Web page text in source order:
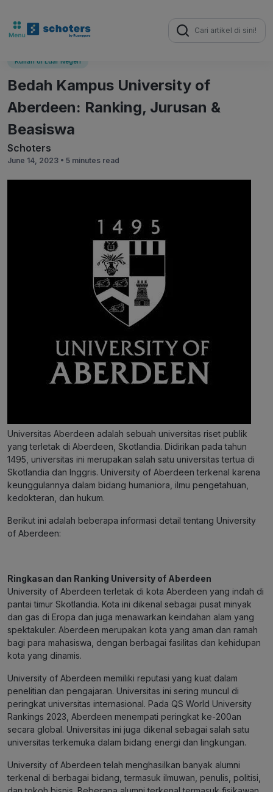
Search
for:
Kuliah di Luar Negeri
Bedah Kampus University of
Aberdeen: Ranking, Jurusan &
Beasiswa
Schoters
June 14, 2023 • 5 minutes read
Universitas Aberdeen adalah sebuah universitas riset publik
yang terletak di Aberdeen, Skotlandia. Didirikan pada tahun
1495, universitas ini merupakan salah satu universitas tertua di
Skotlandia dan Inggris. University of Aberdeen terkenal karena
keunggulannya dalam bidang humaniora, ilmu pengetahuan,
kedokteran, dan hukum.
Berikut ini adalah beberapa informasi detail tentang University
of Aberdeen:
Ringkasan dan Ranking University of Aberdeen
University of Aberdeen terletak di kota Aberdeen yang indah di
pantai timur Skotlandia. Kota ini dikenal sebagai pusat minyak
dan gas di Eropa dan juga menawarkan keindahan alam yang
spektakuler. Aberdeen merupakan kota yang aman dan ramah
bagi para mahasiswa, dengan berbagai fasilitas dan kehidupan
kota yang dinamis.
University of Aberdeen memiliki reputasi yang kuat dalam
penelitian dan pengajaran. Universitas ini sering muncul di
peringkat universitas internasional. Pada QS World University
Rankings 2023, Aberdeen menempati peringkat ke-200an
secara global. Universitas ini juga dikenal sebagai salah satu
universitas terkemuka dalam bidang energi dan lingkungan.
University of Aberdeen telah menghasilkan banyak alumni
terkenal di berbagai bidang, termasuk ilmuwan, penulis, politisi,